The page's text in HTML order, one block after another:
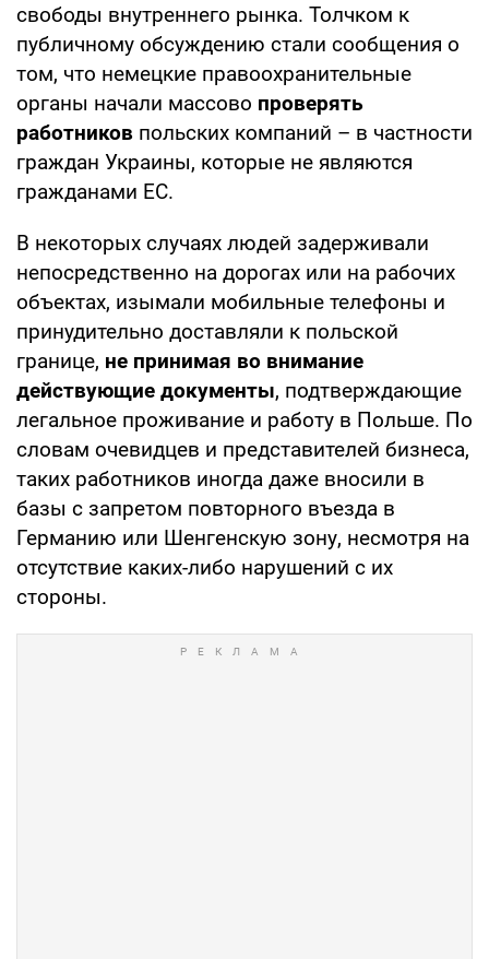
свободы внутреннего рынка. Толчком к
публичному обсуждению стали сообщения о
том, что немецкие правоохранительные
органы начали массово проверять
работников польских компаний – в частности
граждан Украины, которые не являются
гражданами ЕС.
В некоторых случаях людей задерживали
непосредственно на дорогах или на рабочих
объектах, изымали мобильные телефоны и
принудительно доставляли к польской
границе, не принимая во внимание
действующие документы, подтверждающие
легальное проживание и работу в Польше. По
словам очевидцев и представителей бизнеса,
таких работников иногда даже вносили в
базы с запретом повторного въезда в
Германию или Шенгенскую зону, несмотря на
отсутствие каких-либо нарушений с их
стороны.